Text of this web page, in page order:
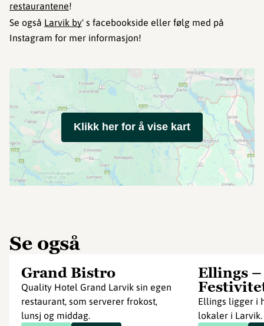
restaurantene!
Se også Larvik by' s facebookside eller følg med på
Instagram for mer informasjon!
Klikk her for å vise kart
Se også
Grand Bistro
Quality Hotel Grand Larvik sin egen
restaurant, som serverer frokost,
lunsj og middag.
Ellings –
Ellings ligger i
lokaler i Larvik.